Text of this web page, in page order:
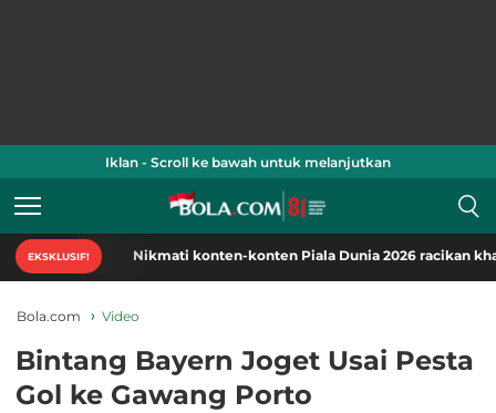
Iklan - Scroll ke bawah untuk melanjutkan
EKSKLUSIF! Nikmati konten-konten Piala Dunia 2026 racikan khas
Bola.com Video
Bintang Bayern Joget Usai Pesta
Gol ke Gawang Porto